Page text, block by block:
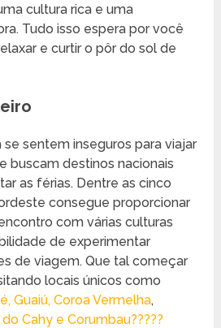
cultura rica e uma
Tudo isso espera por você
e curtir o pôr do sol de
se sentem inseguros para viajar
buscam destinos nacionais
as férias. Dentre as cinco
consegue proporcionar
com várias culturas
de experimentar
de viagem. Que tal começar
locais únicos como
Guaiú, Coroa Vermelha,
Cahy e Corumbau?????